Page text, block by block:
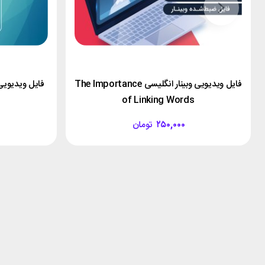
فایل ویدیویی وبینار انگلیسی The Importance
of Linking Words
تومان ۲۵۰,۰۰۰
فایل